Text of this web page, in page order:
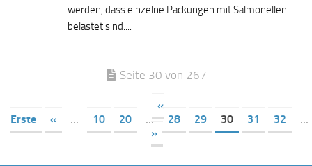
werden, dass einzelne Packungen mit Salmonellen
belastet sind....
Seite 30 von 267
«
Erste
« ... 10 20 ... 28 29 30 31 32
...
»